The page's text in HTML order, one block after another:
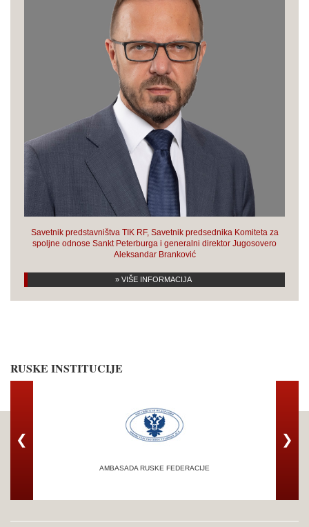
Savetnik predstavništva TIK RF, Savetnik predsednika Komiteta za
spoljne odnose Sankt Peterburga i generalni direktor Jugosovero
Aleksandar Branković
» VIŠE INFORMACIJA
RUSKE INSTITUCIJE
AMBASADA RUSKE FEDERACIJE
❮ ❯